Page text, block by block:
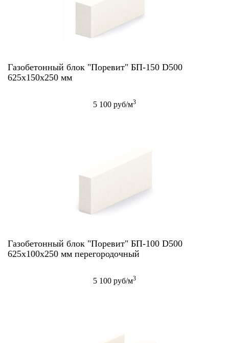
Газобетонный блок "Поревит" БП-150 D500
625х150х250 мм
5 100 руб/м3
Газобетонный блок "Поревит" БП-100 D500
625х100х250 мм перегородочный
5 100 руб/м3